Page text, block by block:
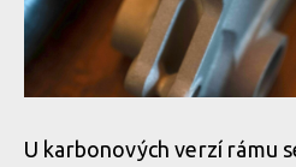
U karbonových verzí rámu